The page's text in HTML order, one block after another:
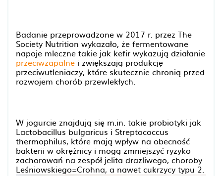
Badanie przeprowadzone w 2017 r. przez The
Society Nutrition wykazało, że fermentowane
napoje mleczne takie jak kefir wykazują działanie
przeciwzapalne i zwiększają produkcję
przeciwutleniaczy, które skutecznie chronią przed
rozwojem chorób przewlekłych.
W jogurcie znajdują się m.in. takie probiotyki jak
Lactobacillus bulgaricus i Streptococcus
thermophilus, które mają wpływ na obecność
bakterii w okrężnicy i mogą zmniejszyć ryzyko
zachorowań na zespół jelita drażliwego, choroby
Leśniowskiego=Crohna, a nawet cukrzycy typu 2.